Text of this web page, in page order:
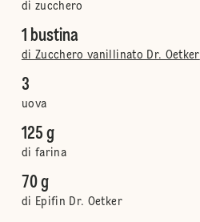
di zucchero
1 bustina
di Zucchero vanillinato Dr. Oetker
3
uova
125 g
di farina
70 g
di Epifin Dr. Oetker